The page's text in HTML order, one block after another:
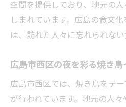
空間を提供しており、地元の
しまれています。広島の食文
は、訪れた人々に忘れられない
広島市西区の夜を彩る焼き
広島市西区では、焼き鳥をテ
が行われています。地元の人